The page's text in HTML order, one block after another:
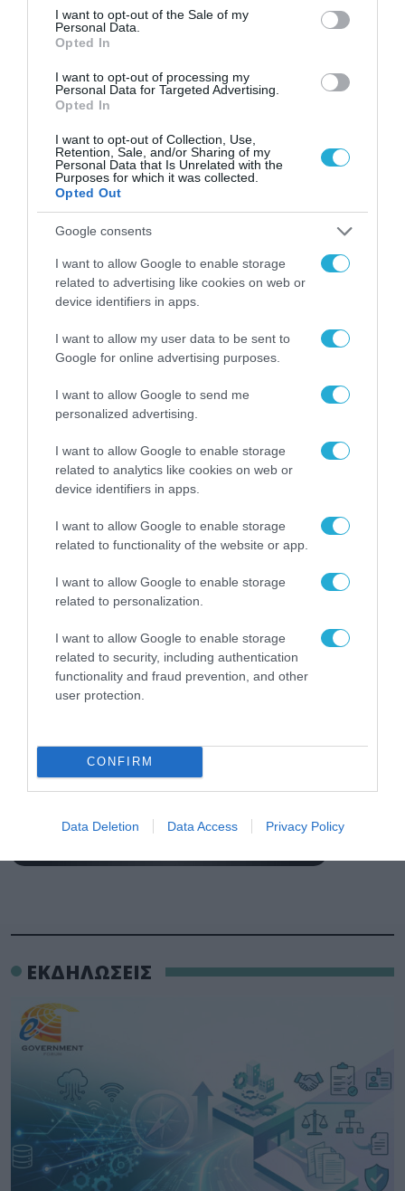
consent section.
I want to opt-out of the Sale of my
Personal Data.
Opted In
I want to opt-out of processing my
Personal Data for Targeted Advertising.
Opted In
I want to opt-out of Collection, Use,
Retention, Sale, and/or Sharing of my
Personal Data that Is Unrelated with the
Purposes for which it was collected.
Opted Out
Google consents
I want to allow Google to enable storage
related to advertising like cookies on web or
device identifiers in apps.
I want to allow my user data to be sent to
Google for online advertising purposes.
I want to allow Google to send me
personalized advertising.
I want to allow Google to enable storage
related to analytics like cookies on web or
device identifiers in apps.
I want to allow Google to enable storage
related to functionality of the website or app.
I want to allow Google to enable storage
related to personalization.
I want to allow Google to enable storage
related to security, including authentication
functionality and fraud prevention, and other
user protection.
CONFIRM
Data Deletion Data Access Privacy Policy
ΡΟΗ ΕΙΔΗΣΕΩΝ
Το χρηματοδοτούμενο
από την ΕΕ έργο “The
Gaming Police”
ενισχύει την ασφάλεια
των παιδιών στο
διαδίκτυο
31.07.2026
για τα πρόστιμα σε
παραβάσεις που
αφορούν τους ΦΗΜ
31.07.2026
Σ. Καλαφάτης: «Η
Τεχνητή Νοημοσύνη
δεν είναι απλώς μια
νέα τεχνολογία, είναι
μια νέα βιομηχανική
31.07.2026
Νέος οδηγός του ΕΚΤ
για τη χρηματοδότηση
των ελληνικών
χώρο της άμυνας
βαλίτσα του φετινού
καλοκαιριού έχει την
υπογραφή της Xiaomi
ΟΛΗ Η ΡΟΗ ΕΙΔΗΣΕΩΝ
ΕΚΔΗΛΩΣΕΙΣ